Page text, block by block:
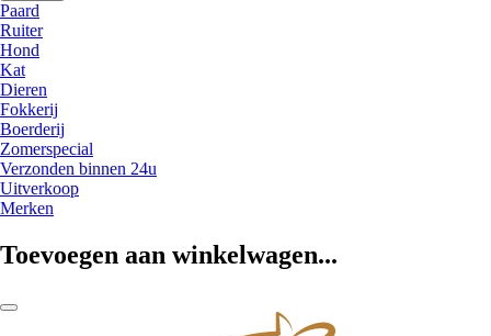
Paard
Ruiter
Hond
Kat
Dieren
Fokkerij
Boerderij
Zomerspecial
Verzonden binnen 24u
Uitverkoop
Merken
Toevoegen aan winkelwagen...